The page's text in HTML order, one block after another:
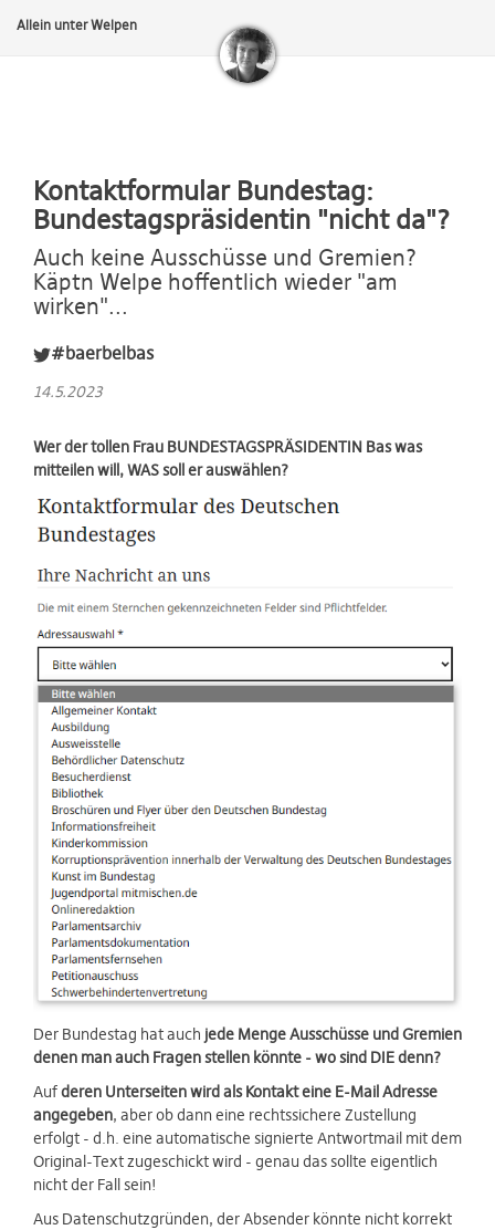
Allein unter Welpen
Kontaktformular Bundestag:
Bundestagspräsidentin "nicht da"?
Auch keine Ausschüsse und Gremien?
Käptn Welpe hoffentlich wieder "am
wirken"...
#baerbelbas
14.5.2023
Wer der tollen Frau BUNDESTAGSPRÄSIDENTIN Bas was
mitteilen will, WAS soll er auswählen?
Der Bundestag hat auch jede Menge Ausschüsse und Gremien
denen man auch Fragen stellen könnte - wo sind DIE denn?
Aufderen Unterseiten wird als Kontakt eine E-Mail Adresse
angegeben, aber ob dann eine rechtssichere Zustellung
erfolgt - d.h. eine automatische signierte Antwortmail mit dem
Original-Text zugeschickt wird - genau das sollte eigentlich
nicht der Fall sein!
Aus Datenschutzgründen, der Absender könnte nicht korrekt